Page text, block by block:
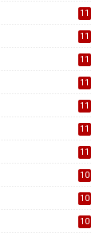
11
11
11
11
11
11
11
10
10
10